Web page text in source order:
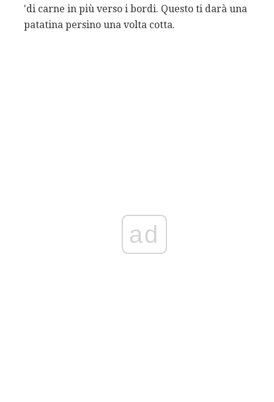
'di carne in più verso i bordi. Questo ti darà una
patatina persino una volta cotta.
ad